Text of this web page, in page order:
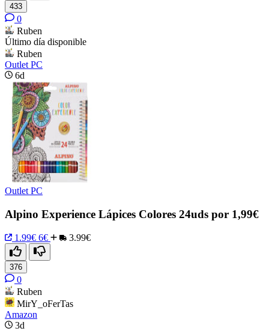
433
0
Ruben
Último día disponible
Ruben
Outlet PC
6d
Outlet PC
Alpino Experience Lápices Colores 24uds por 1,99€
1.99€ 6€ 3.99€
376
0
Ruben
MirY_oFerTas
Amazon
3d